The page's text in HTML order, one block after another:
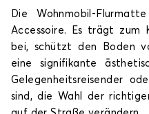
Die Wohnmobil-
Accessoire. Es trägt zum
bei, schützt den Boden
eine signifikante
Gelegenheitsreisender
sind, die Wahl der